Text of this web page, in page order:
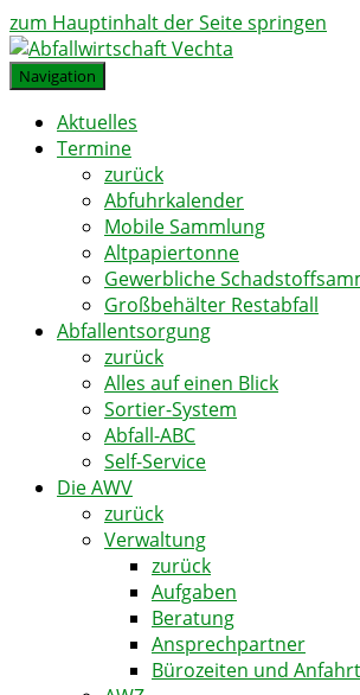
zum Hauptinhalt der Seite springen
Navigation
Aktuelles
Termine
zurück
Abfuhrkalender
Mobile Sammlung
Altpapiertonne
Gewerbliche
Großbehälter Restabfall
Abfallentsorgung
zurück
Alles auf einen Blick
Sortier-System
Abfall-ABC
Self-Service
Die AWV
zurück
Verwaltung
zurück
Aufgaben
Beratung
Ansprechpartner
Bürozeiten und Anfahrt